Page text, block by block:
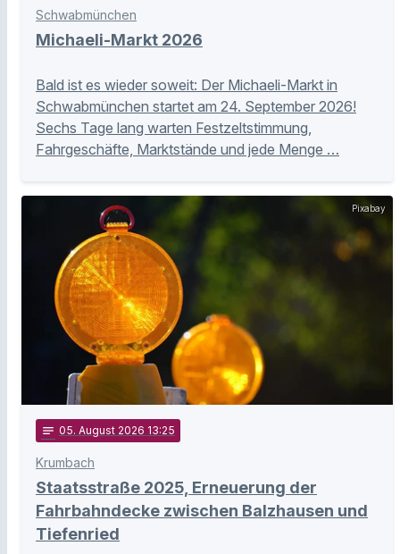
Schwabmünchen
Michaeli-Markt 2026
Bald ist es wieder soweit: Der Michaeli-Markt in
Schwabmünchen startet am 24. September 2026!
Sechs Tage lang warten Festzeltstimmung,
Fahrgeschäfte, Marktstände und jede Menge …
Pixabay
notes 05. August 2026 13:25
Krumbach
Staatsstraße 2025, Erneuerung der
Fahrbahndecke zwischen Balzhausen und
Tiefenried